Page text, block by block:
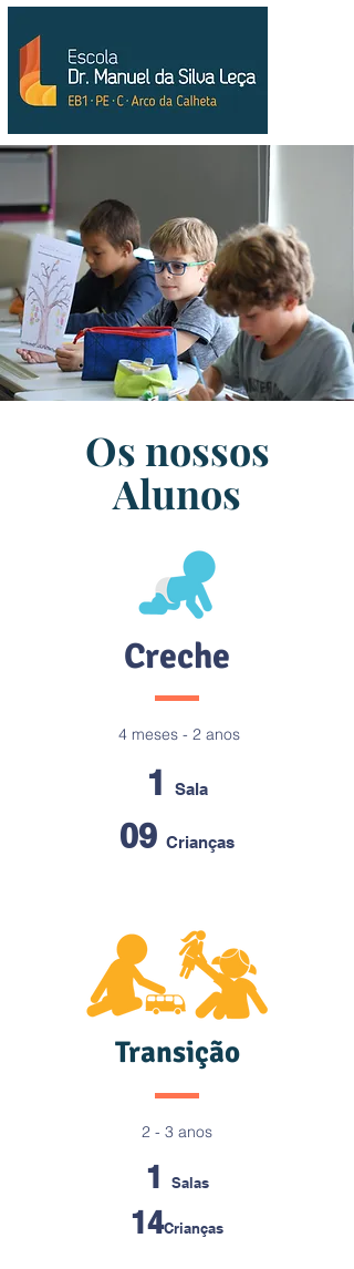
Os nossos
Alunos
Creche
4 meses - 2 anos
1 Sala
09 Crianças
Transição
2 - 3 anos
1 Salas
14Crianças